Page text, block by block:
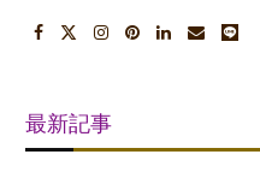
最新記事